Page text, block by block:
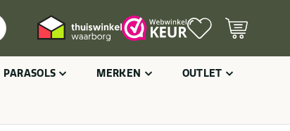
PARASOLS MERKEN OUTLET